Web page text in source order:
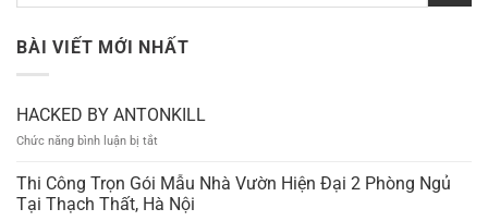
BÀI VIẾT MỚI NHẤT
HACKED BY ANTONKILL
Chức năng bình luận bị tắt
BY
ANTONKILL
Thi Công Trọn Gói Mẫu Nhà Vườn Hiện Đại 2 Phòng Ngủ
Tại Thạch Thất, Hà Nội